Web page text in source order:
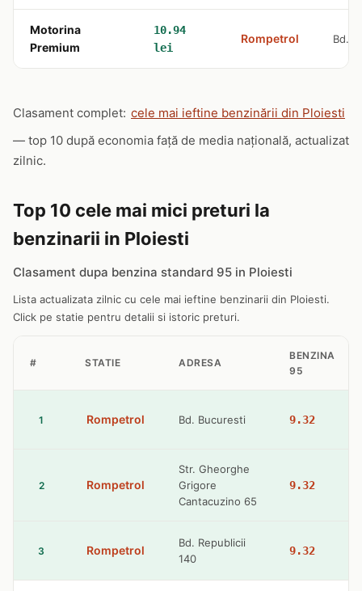
Motorina
Premium
10.94
lei
Rompetrol Bd.
Clasament complet: cele mai ieftine benzinării din Ploiesti
— top 10 după economia față de media națională, actualizat
zilnic.
Top 10 cele mai mici preturi la
benzinarii in Ploiesti
Clasament dupa benzina standard 95 in Ploiesti
Lista actualizata zilnic cu cele mai ieftine benzinarii din Ploiesti.
Click pe statie pentru detalii si istoric preturi.
# STATIE ADRESA
BENZINA
95
1 Rompetrol Bd. Bucuresti 9.32
2 Rompetrol
Str. Gheorghe
Grigore
Cantacuzino 65
9.32
3 Rompetrol
Bd. Republicii
140
9.32